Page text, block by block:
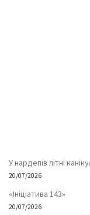
У нардепів літні
20/07/2026
«Ініціатива 143»
20/07/2026